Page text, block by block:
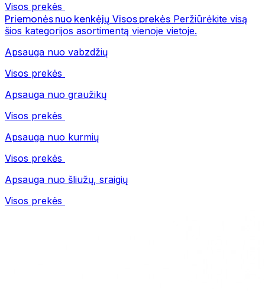
Visos prekės
Priemonės nuo kenkėjų Visos prekės Peržiūrėkite visą
šios kategorijos asortimentą vienoje vietoje.
Apsauga nuo vabzdžių
Visos prekės
Apsauga nuo graužikų
Visos prekės
Apsauga nuo kurmių
Visos prekės
Apsauga nuo šliužų, sraigių
Visos prekės